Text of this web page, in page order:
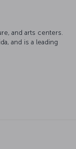
and arts centers.
and is a leading